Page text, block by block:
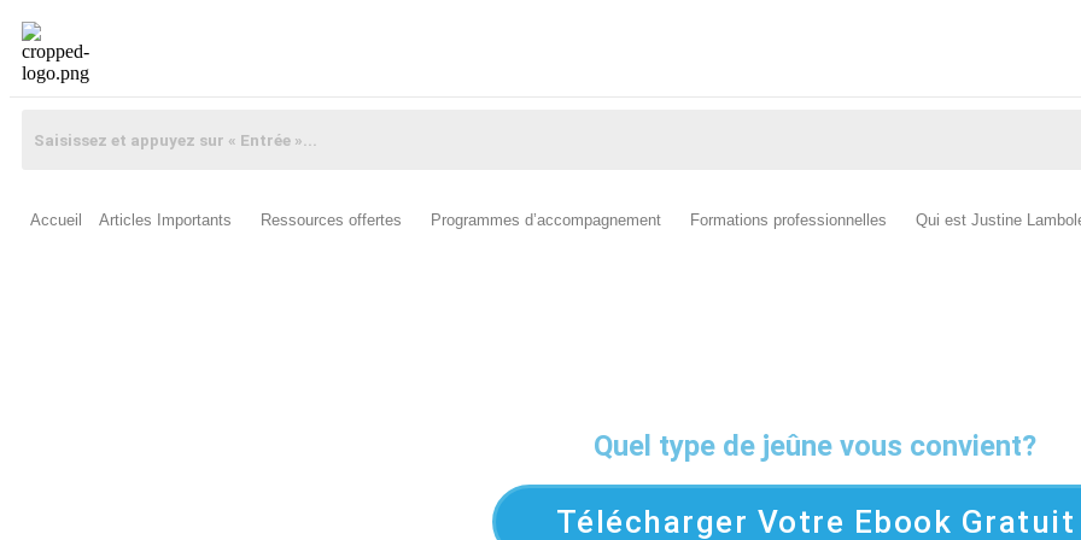
Accueil Articles Importants Ressources offertes Programmes d’accompagnement Formations professionnelles Qui est Justine
Quel type de jeûne vous convient?
Télécharger Votre Ebook Gratuit